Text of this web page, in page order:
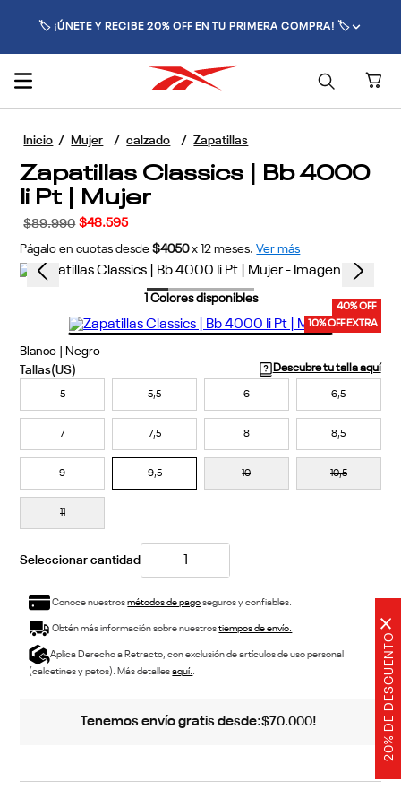
20% DE DESCUENTO
×
🚚 ENVÍO GRATIS POR COMPRAS SUPERIORES A $70.000 🚚
Mujer calzado Zapatillas
Zapatillas Classics | Bb 4000
Ii Pt | Mujer
$89.990 $48.595
Págalo en cuotas desde $4050 x 12 meses. Ver más
40% OFF
10% OFF EXTRA
Colores disponibles
Blanco | Negro
Descubre tu talla aquí
5 5,5 6 6,5
7 7,5 8 8,5
9 9,5 10 10,5
11
Conoce nuestrosmétodos de pagoseguros y confiables.
Obtén más información sobre nuestrostiempos de envío.
Aplica Derecho a Retracto, con exclusión de artículos de uso personal
(calcetines y petos). Más detallesaquí..
Tenemos envío gratis desde:$70.000!